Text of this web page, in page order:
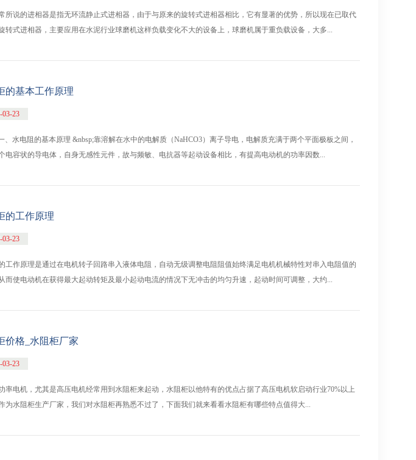
所说的进相器是指无环流静止式进相器，由于与原来的旋转式进相器相比，它有显著的优势，所以现在已取代
转式进相器，主要应用在水泥行业球磨机这样负载变化不大的设备上，球磨机属于重负载设备，大多...
的基本工作原理
03-23
、水电阻的基本原理 &nbsp;靠溶解在水中的电解质（NaHCO3）离子导电，电解质充满于两个平面极板之间，
电容状的导电体，自身无感性元件，故与频敏、电抗器等起动设备相比，有提高电动机的功率因数...
的工作原理
03-23
工作原理是通过在电机转子回路串入液体电阻，自动无级调整电阻阻值始终满足电机机械特性对串入电阻值的
而使电动机在获得最大起动转矩及最小起动电流的情况下无冲击的均匀升速，起动时间可调整，大约...
价格_水阻柜厂家
03-23
率电机，尤其是高压电机经常用到水阻柜来起动，水阻柜以他特有的优点占据了高压电机软启动行业70%以上
为水阻柜生产厂家，我们对水阻柜再熟悉不过了，下面我们就来看看水阻柜有哪些特点值得大...